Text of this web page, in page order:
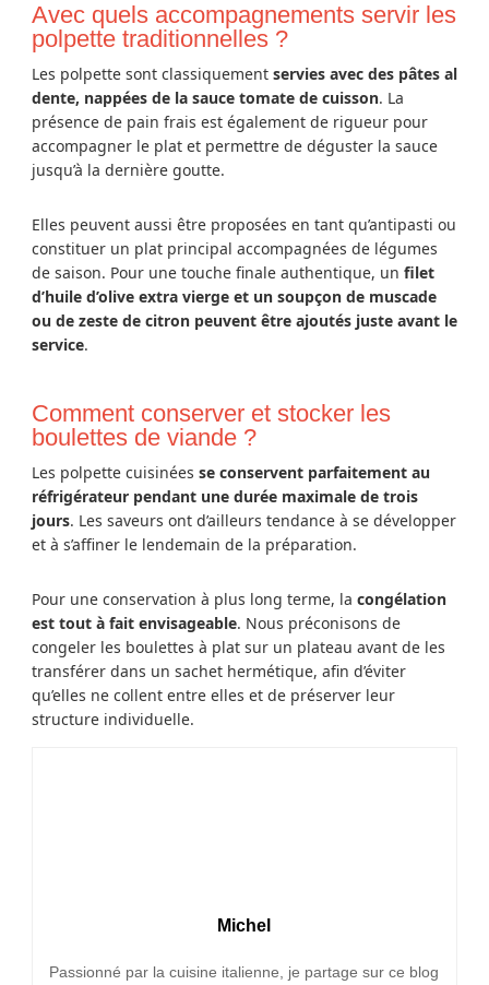
Avec quels accompagnements servir les
polpette traditionnelles ?
Les polpette sont classiquement servies avec des pâtes al
dente, nappées de la sauce tomate de cuisson. La
présence de pain frais est également de rigueur pour
accompagner le plat et permettre de déguster la sauce
jusqu’à la dernière goutte.
Elles peuvent aussi être proposées en tant qu’antipasti ou
constituer un plat principal accompagnées de légumes
de saison. Pour une touche finale authentique, un filet
d’huile d’olive extra vierge et un soupçon de muscade
ou de zeste de citron peuvent être ajoutés juste avant le
service.
Comment conserver et stocker les
boulettes de viande ?
Les polpette cuisinées se conservent parfaitement au
réfrigérateur pendant une durée maximale de trois
jours. Les saveurs ont d’ailleurs tendance à se développer
et à s’affiner le lendemain de la préparation.
Pour une conservation à plus long terme, la congélation
est tout à fait envisageable. Nous préconisons de
congeler les boulettes à plat sur un plateau avant de les
transférer dans un sachet hermétique, afin d’éviter
qu’elles ne collent entre elles et de préserver leur
structure individuelle.
Michel
Passionné par la cuisine italienne, je partage sur ce blog